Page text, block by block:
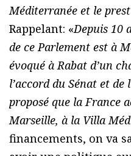
Méditerranée et le
Rappelant: «Depuis 10
de ce Parlement est à
évoqué à Rabat d’un
l’accord du Sénat et de
proposé que la France
Marseille, à la Villa
financements, on va